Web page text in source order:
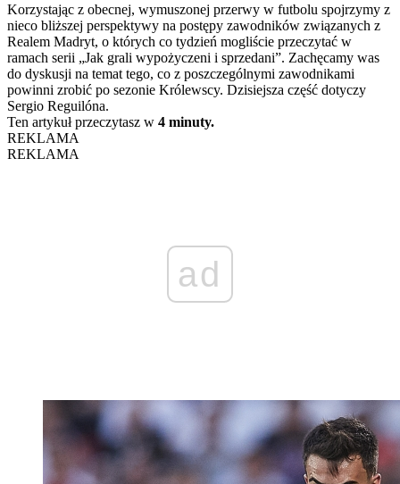
Korzystając z obecnej, wymuszonej przerwy w futbolu spojrzymy z
nieco bliższej perspektywy na postępy zawodników związanych z
Realem Madryt, o których co tydzień mogliście przeczytać w
ramach serii „Jak grali wypożyczeni i sprzedani”. Zachęcamy was
do dyskusji na temat tego, co z poszczególnymi zawodnikami
powinni zrobić po sezonie Królewscy. Dzisiejsza część dotyczy
Sergio Reguilóna.
Ten artykuł przeczytasz w 4 minuty.
REKLAMA
REKLAMA
ad